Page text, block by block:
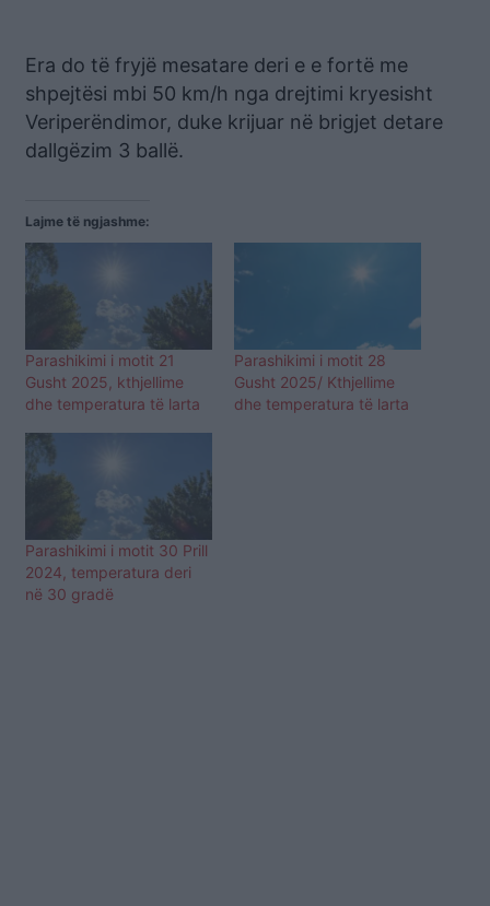
Era do të fryjë mesatare deri e e fortë me
shpejtësi mbi 50 km/h nga drejtimi kryesisht
Veriperëndimor, duke krijuar në brigjet detare
dallgëzim 3 ballë.
Lajme të ngjashme:
Parashikimi i motit 21
Gusht 2025, kthjellime
dhe temperatura të larta
Parashikimi i motit 28
Gusht 2025/ Kthjellime
dhe temperatura të larta
Parashikimi i motit 30 Prill
2024, temperatura deri
në 30 gradë